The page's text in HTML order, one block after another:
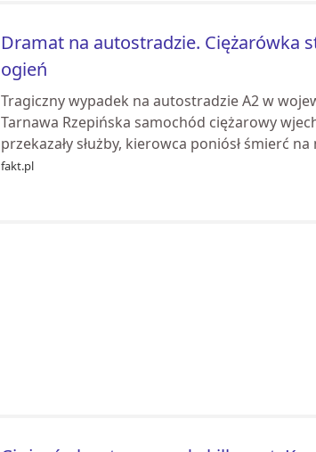
Dramat na autostradzie. Ciężarówka
ogień
Tragiczny wypadek na autostradzie A2 w
Tarnawa Rzepińska samochód ciężarowy
przekazały służby, kierowca poniósł śmierć na
fakt.pl